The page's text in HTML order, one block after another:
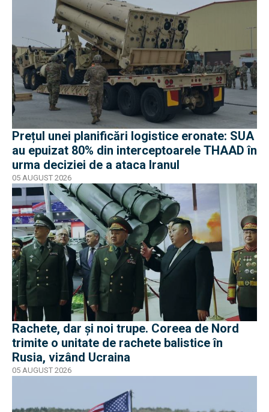
Prețul unei planificări logistice eronate: SUA
au epuizat 80% din interceptoarele THAAD în
urma deciziei de a ataca Iranul
05 AUGUST 2026
Rachete, dar și noi trupe. Coreea de Nord
trimite o unitate de rachete balistice în
Rusia, vizând Ucraina
05 AUGUST 2026